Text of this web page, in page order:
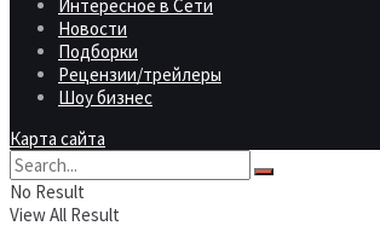
Интересное в Сети
Новости
Подборки
Рецензии/трейлеры
Шоу бизнес
Карта сайта
No Result
View All Result